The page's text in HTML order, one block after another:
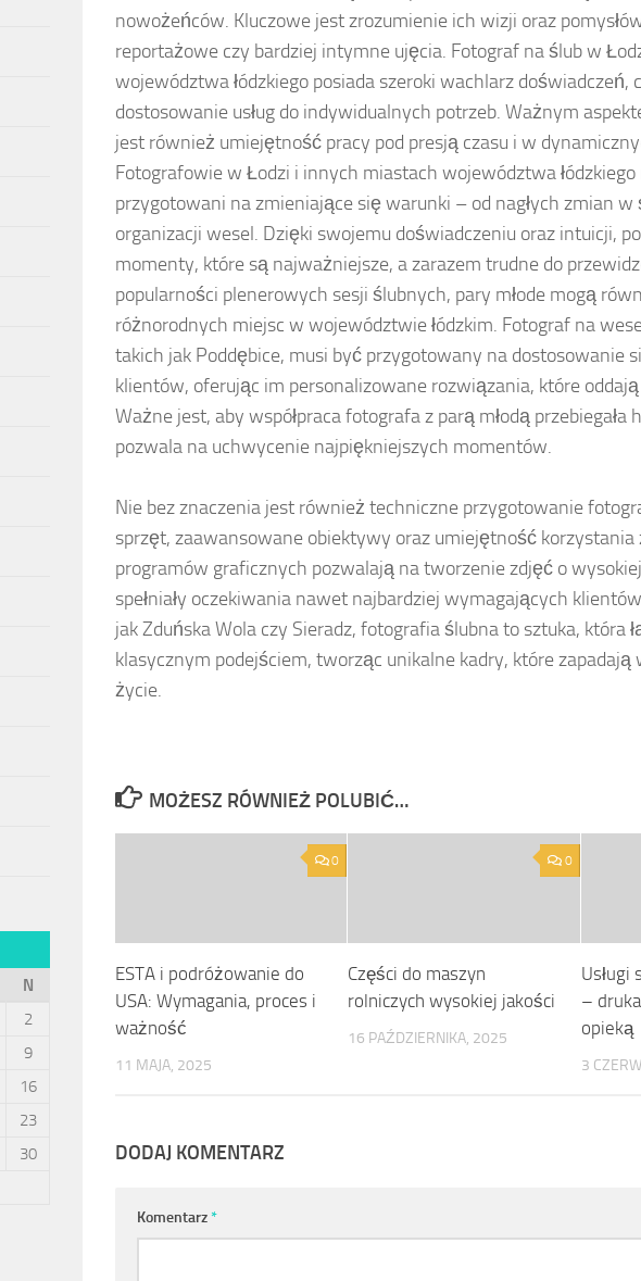
nowożeńców. Kluczowe jest zrozumienie ich wizji oraz
reportażowe czy bardziej intymne ujęcia. Fotograf na ślub w
województwa łódzkiego posiada szeroki wachlarz doświadczeń,
dostosowanie usług do indywidualnych potrzeb. Ważnym
jest również umiejętność pracy pod presją czasu i w
Fotografowie w Łodzi i innych miastach województwa
przygotowani na zmieniające się warunki – od nagłych zmian w
organizacji wesel. Dzięki swojemu doświadczeniu oraz intuicji,
momenty, które są najważniejsze, a zarazem trudne do
popularności plenerowych sesji ślubnych, pary młode mogą
różnorodnych miejsc w województwie łódzkim. Fotograf na
takich jak Poddębice, musi być przygotowany na dostosowanie
klientów, oferując im personalizowane rozwiązania, które
Ważne jest, aby współpraca fotografa z parą młodą przebiegała
pozwala na uchwycenie najpiękniejszych momentów.
Nie bez znaczenia jest również techniczne przygotowanie
sprzęt, zaawansowane obiektywy oraz umiejętność
programów graficznych pozwalają na tworzenie zdjęć o
spełniały oczekiwania nawet najbardziej wymagających
jak Zduńska Wola czy Sieradz, fotografia ślubna to sztuka, która
klasycznym podejściem, tworząc unikalne kadry, które zapadają
życie.
MOŻESZ RÓWNIEŻ POLUBIĆ…
0
ESTA i podróżowanie do
USA: Wymagania, proces i
ważność
11 MAJA, 2025
0
Części do maszyn
rolniczych wysokiej jakości
16 PAŹDZIERNIKA, 2025
Usługi
–
opieką
3
DODAJ KOMENTARZ
Komentarz*
N
2
9
16
23
30